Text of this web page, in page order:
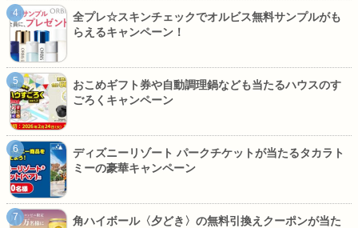
全プレ☆スキンチェックでオルビス無料サンプルがも
らえるキャンペーン！
おこめギフト券や自動調理鍋なども当たるハウスのす
ごろくキャンペーン
ディズニーリゾート パークチケットが当たるタカラト
ミーの豪華キャンペーン
角ハイボール〈夕どき〉の無料引換えクーポンが当た